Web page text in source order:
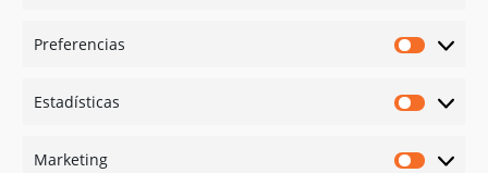
Preferencias
Estadísticas
Marketing
Redes sociales
Instagram
Linked in